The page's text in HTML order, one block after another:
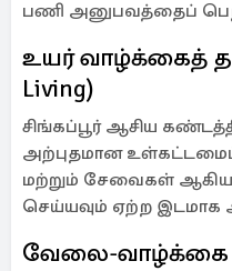
பணி அனுபவத்தைப்
உயர் வாழ்க்கைத்
Living)
சிங்கப்பூர் ஆசிய
அற்புதமான
மற்றும் சேவைகள்
செய்யவும் ஏற்ற இடமாக
வேலை-வாழ்க்கை